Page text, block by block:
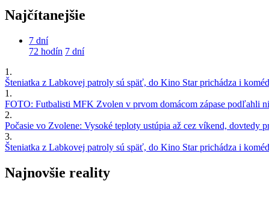
Najčítanejšie
7 dní
72 hodín 7 dní
1.
Šteniatka z Labkovej patroly sú späť, do Kino Star prichádza i
1.
FOTO: Futbalisti MFK Zvolen v prvom domácom zápase podľahli
2.
Počasie vo Zvolene: Vysoké teploty ustúpia až cez víkend, dovtedy
3.
Šteniatka z Labkovej patroly sú späť, do Kino Star prichádza i
Najnovšie reality